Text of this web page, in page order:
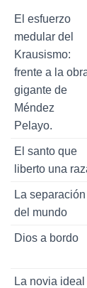
El esfuerzo
medular del
Krausismo:
frente a la
gigante de
Méndez
Pelayo.
El santo que
liberto una
La separación
del mundo
Dios a bordo
La novia ideal